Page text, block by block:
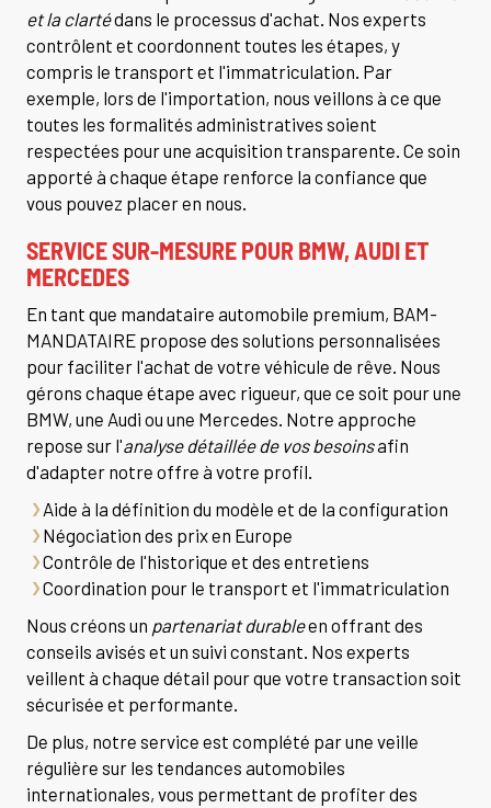
et la clartédans le processus d'achat. Nos experts
contrôlent et coordonnent toutes les étapes, y
compris le transport et l'immatriculation. Par
exemple, lors de l'importation, nous veillons à ce que
toutes les formalités administratives soient
respectées pour une acquisition transparente. Ce soin
apporté à chaque étape renforce la confiance que
vous pouvez placer en nous.
SERVICE SUR-MESURE POUR BMW, AUDI ET
MERCEDES
En tant que mandataire automobile premium, BAM-
MANDATAIRE propose des solutions personnalisées
pour faciliter l'achat de votre véhicule de rêve. Nous
gérons chaque étape avec rigueur, que ce soit pour une
BMW, une Audi ou une Mercedes. Notre approche
repose sur l'analyse détaillée de vos besoinsafin
d'adapter notre offre à votre profil.
Aide à la définition du modèle et de la configuration
Négociation des prix en Europe
Contrôle de l'historique et des entretiens
Coordination pour le transport et l'immatriculation
Nous créons un partenariat durableen offrant des
conseils avisés et un suivi constant. Nos experts
veillent à chaque détail pour que votre transaction soit
sécurisée et performante.
De plus, notre service est complété par une veille
régulière sur les tendances automobiles
internationales, vous permettant de profiter des